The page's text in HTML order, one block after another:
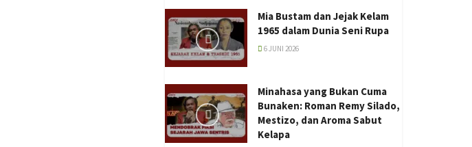
Mia Bustam dan Jejak Kelam
1965 dalam Dunia Seni Rupa
6 JUNI 2026
Minahasa yang Bukan Cuma
Bunaken: Roman Remy Silado,
Mestizo, dan Aroma Sabut
Kelapa